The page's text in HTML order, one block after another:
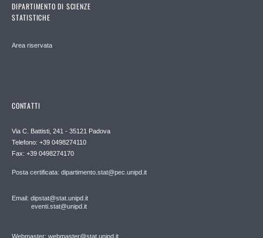
DIPARTIMENTO DI SCIENZE
STATISTICHE
Area riservata
CONTATTI
Via C. Battisti, 241 - 35121 Padova
Telefono: +39 0498274110
Fax: +39 0498274170
Posta certificata: dipartimento.stat@pec.unipd.it
Email: dipstat@stat.unipd.it
eventi.stat@unipd.it
Webmaster: webmaster@stat.unipd.it